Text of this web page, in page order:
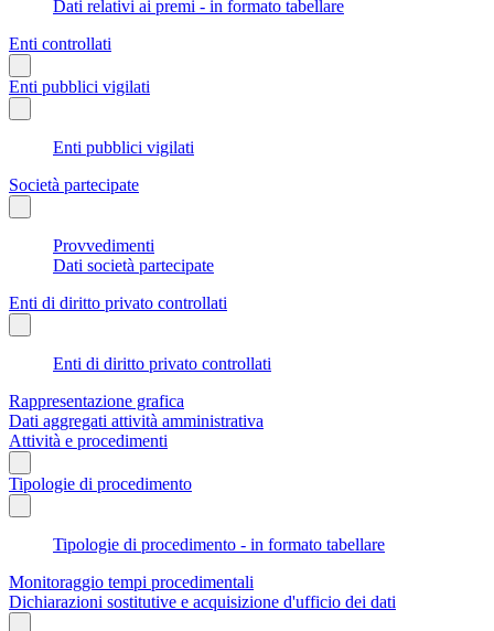
Dati relativi ai premi - in formato tabellare
Enti controllati
Enti pubblici vigilati
Enti pubblici vigilati
Società partecipate
Provvedimenti
Dati società partecipate
Enti di diritto privato controllati
Enti di diritto privato controllati
Rappresentazione grafica
Dati aggregati attività amministrativa
Attività e procedimenti
Tipologie di procedimento
Tipologie di procedimento - in formato tabellare
Monitoraggio tempi procedimentali
Dichiarazioni sostitutive e acquisizione d'ufficio dei dati